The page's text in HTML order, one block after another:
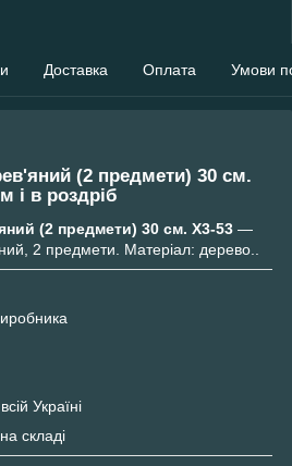
Доставка Оплата Умови
(2 предмети) 30 см.
і в роздріб
(2 предмети) 30 см. Х3-53 —
2 предмети. Матеріал: дерево..
Україні
складі